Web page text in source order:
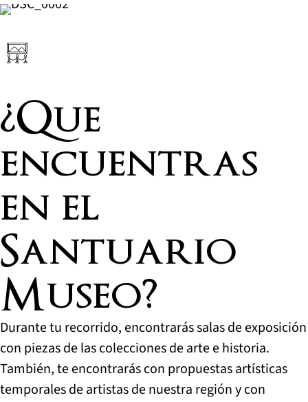
¿Que
encuentras
en el
Santuario
Museo?
Durante tu recorrido, encontrarás salas de exposición
con piezas de las colecciones de arte e historia.
También, te encontrarás con propuestas artísticas
temporales de artistas de nuestra región y con